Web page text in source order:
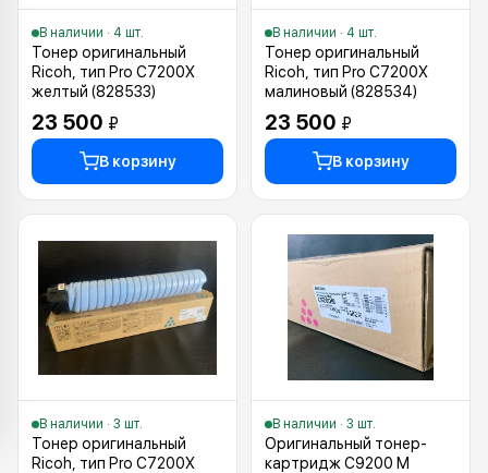
В наличии · 4 шт.
Тонер оригинальный
Ricoh, тип Pro C7200X
желтый (828533)
23 500 ₽
В корзину
В наличии · 4 шт.
Тонер оригинальный
Ricoh, тип Pro C7200X
малиновый (828534)
23 500 ₽
В корзину
В наличии · 3 шт.
Тонер оригинальный
Ricoh, тип Pro C7200X
В наличии · 3 шт.
Оригинальный тонер-
картридж C9200 M